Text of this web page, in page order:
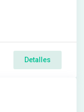
Detalles